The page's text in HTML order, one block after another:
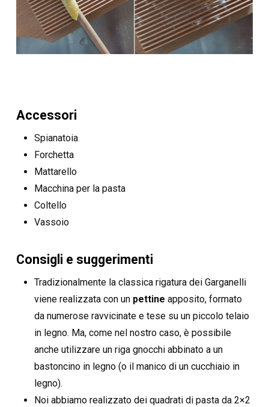
Accessori
Spianatoia
Forchetta
Mattarello
Macchina per la pasta
Coltello
Vassoio
Consigli e suggerimenti
Tradizionalmente la classica rigatura dei Garganelli
viene realizzata con un pettine apposito, formato
da numerose ravvicinate e tese su un piccolo telaio
in legno. Ma, come nel nostro caso, è possibile
anche utilizzare un riga gnocchi abbinato a un
bastoncino in legno (o il manico di un cucchiaio in
legno).
Noi abbiamo realizzato dei quadrati di pasta da 2×2